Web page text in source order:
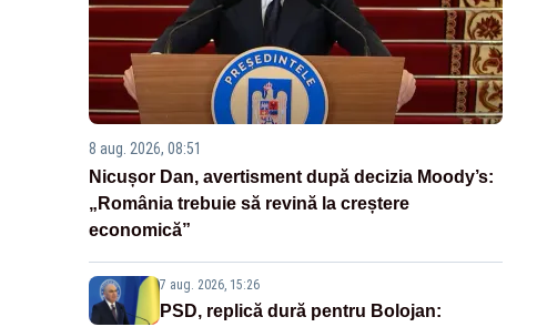
8 aug. 2026, 08:51
Nicușor Dan, avertisment după decizia Moody’s:
„România trebuie să revină la creștere
economică”
7 aug. 2026, 15:26
PSD, replică dură pentru Bolojan: